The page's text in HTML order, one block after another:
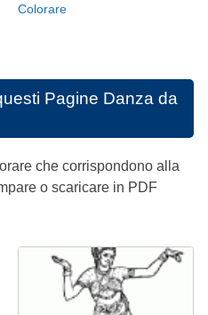
Colorare
Pagine Danza da
che corrispondono alla
o scaricare in PDF